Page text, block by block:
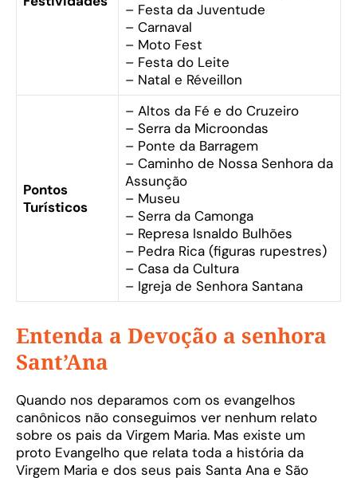
– Festa da Juventude
– Carnaval
– Moto Fest
– Festa do Leite
– Natal e Réveillon
Pontos
Turísticos
– Altos da Fé e do Cruzeiro
– Serra da Microondas
– Ponte da Barragem
– Caminho de Nossa Senhora da
Assunção
– Museu
– Serra da Camonga
– Represa Isnaldo Bulhões
– Pedra Rica (figuras rupestres)
– Casa da Cultura
– Igreja de Senhora Santana
Entenda a Devoção a senhora
Sant’Ana
Quando nos deparamos com os evangelhos
canônicos não conseguimos ver nenhum relato
sobre os pais da Virgem Maria. Mas existe um
proto Evangelho que relata toda a história da
Virgem Maria e dos seus pais Santa Ana e São